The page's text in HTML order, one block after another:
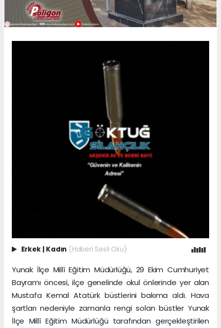
Erkek | Kadın (Haberi Sesli Oku)
Yunak İlçe Millî Eğitim Müdürlüğü, 29 Ekim Cumhuriyet
Bayramı öncesi, ilçe genelinde okul önlerinde yer alan
Mustafa Kemal Atatürk büstlerini bakıma aldı. Hava
şartları nedeniyle zamanla rengi solan büstler Yunak
İlçe Millî Eğitim Müdürlüğü tarafından gerçekleştirilen